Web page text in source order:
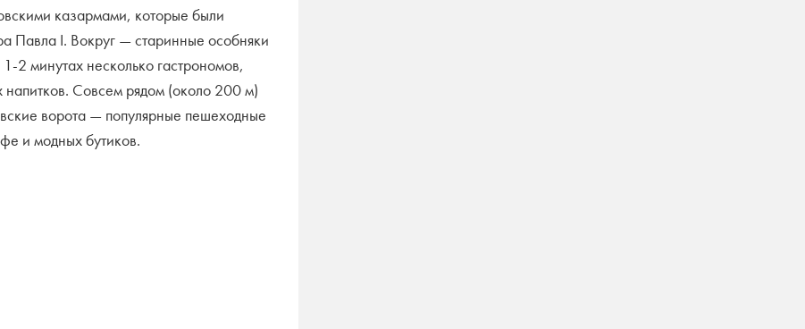
казармами, которые были
Павла I. Вокруг — старинные особняки
2 минутах несколько гастрономов,
напитков. Совсем рядом (около 200 м)
ворота — популярные пешеходные
и модных бутиков.